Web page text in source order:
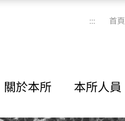
::: 首頁
關於本所 本所人員